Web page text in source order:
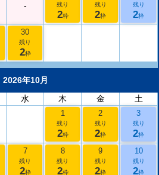
-
残り
2枠
残り
2枠
残り
2枠
30
残り
2枠
2026年10月
水 木 金 土
1
残り
2枠
2
残り
2枠
3
残り
2枠
7
残り
2枠
8
残り
2枠
9
残り
2枠
10
残り
2枠